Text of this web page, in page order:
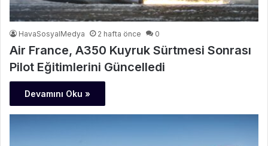
HavaSosyalMedya 2 hafta önce 0
Air France, A350 Kuyruk Sürtmesi Sonrası
Pilot Eğitimlerini Güncelledi
Devamını Oku »